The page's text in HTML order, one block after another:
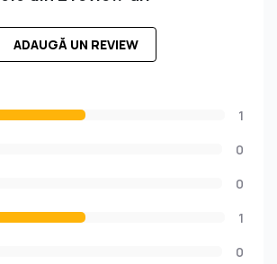
ADAUGĂ UN REVIEW
1
0
0
1
0